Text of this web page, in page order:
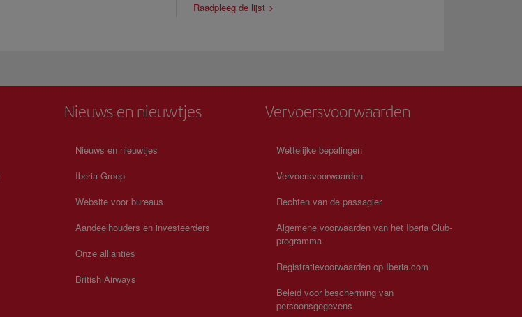
Raadpleeg de lijst
Nieuws en nieuwtjes
Nieuws en nieuwtjes
Iberia Groep
Website voor bureaus
Aandeelhouders en investeerders
Onze allianties
British Airways
Vervoersvoorwaarden
Wettelijke bepalingen
Vervoersvoorwaarden
Rechten van de passagier
Algemene voorwaarden van het Iberia Club-
programma
Registratievoorwaarden op Iberia.com
Beleid voor bescherming van
persoonsgegevens